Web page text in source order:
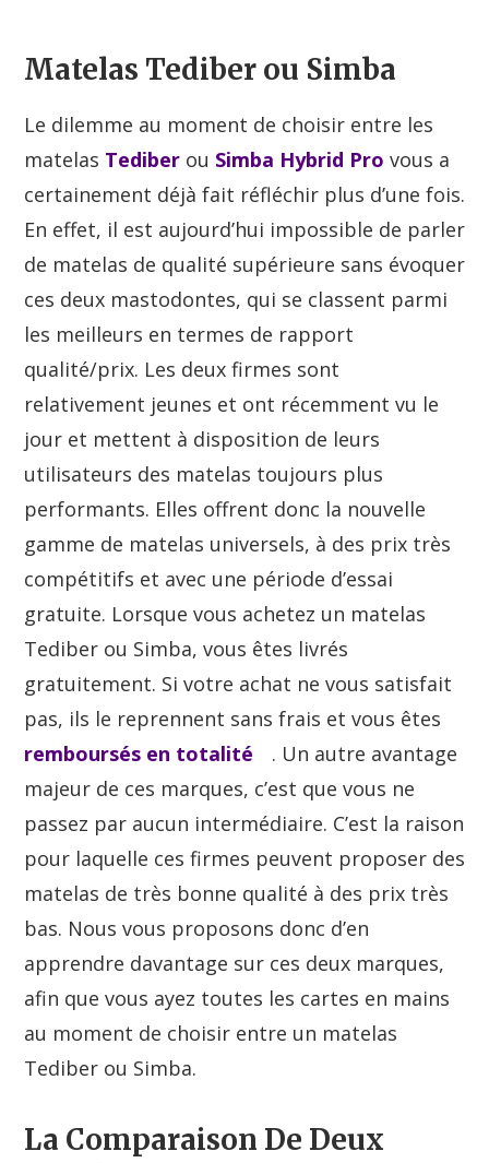
Matelas Tediber ou Simba
Le dilemme au moment de choisir entre les
matelas Tediber ou Simba Hybrid Pro vous a
certainement déjà fait réfléchir plus d’une fois.
En effet, il est aujourd’hui impossible de parler
de matelas de qualité supérieure sans évoquer
ces deux mastodontes, qui se classent parmi
les meilleurs en termes de rapport
qualité/prix. Les deux firmes sont
relativement jeunes et ont récemment vu le
jour et mettent à disposition de leurs
utilisateurs des matelas toujours plus
performants. Elles offrent donc la nouvelle
gamme de matelas universels, à des prix très
compétitifs et avec une période d’essai
gratuite. Lorsque vous achetez un matelas
Tediber ou Simba, vous êtes livrés
gratuitement. Si votre achat ne vous satisfait
pas, ils le reprennent sans frais et vous êtes
remboursés en totalité
. Un autre avantage
majeur de ces marques, c’est que vous ne
passez par aucun intermédiaire. C’est la raison
pour laquelle ces firmes peuvent proposer des
matelas de très bonne qualité à des prix très
bas. Nous vous proposons donc d’en
apprendre davantage sur ces deux marques,
afin que vous ayez toutes les cartes en mains
au moment de choisir entre un matelas
Tediber ou Simba.
La Comparaison De Deux